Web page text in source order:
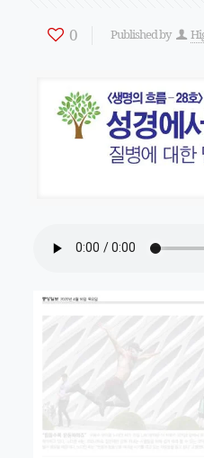
0 Published by